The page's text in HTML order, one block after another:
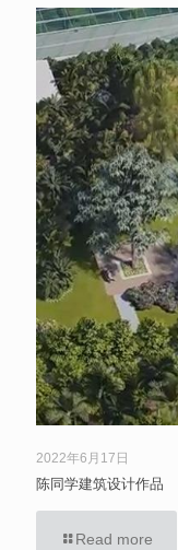
2022年6月17日
陈同学建筑设计作品
Read more